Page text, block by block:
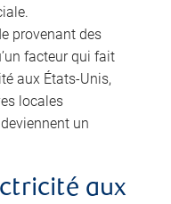
provenant des
facteur qui fait
aux États-Unis,
locales
un
aux